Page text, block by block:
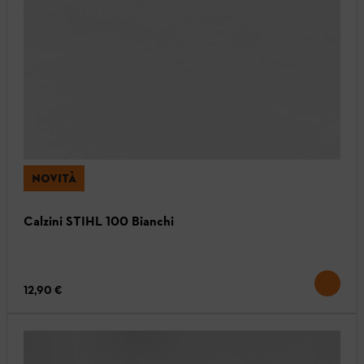
NOVITÀ
Calzini STIHL 100 Bianchi
12,90 €